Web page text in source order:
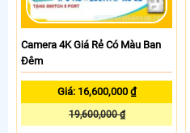
Camera 4K Giá Rẻ Có Màu Ban
Đêm
Giá: 16,600,000 ₫
19,600,000 ₫